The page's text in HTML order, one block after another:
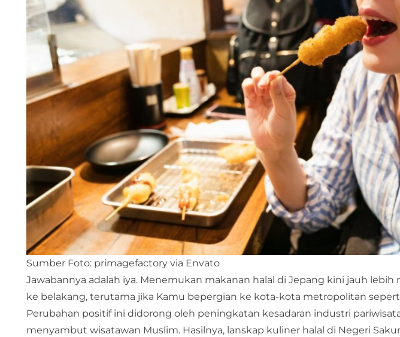
Sumber Foto: primagefactory via Envato
Jawabannya adalah iya. Menemukan makanan halal di Jepang kini jauh
ke belakang, terutama jika Kamu bepergian ke kota-kota metropolitan seperti
Perubahan positif ini didorong oleh peningkatan kesadaran industri
menyambut wisatawan Muslim. Hasilnya, lanskap kuliner halal di Negeri